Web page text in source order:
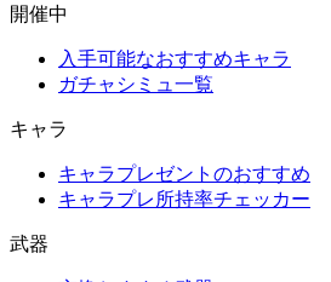
開催中
入手可能なおすすめキャラ
ガチャシミュ一覧
キャラ
キャラプレゼントのおすすめ
キャラプレ所持率チェッカー
武器